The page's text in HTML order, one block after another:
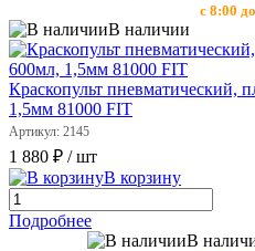
с 8:00
В наличии
Краскопульт пневматический,
1,5мм 81000 FIT
Артикул: 2145
1 880 ₽ / шт
В корзину
Подробнее
В